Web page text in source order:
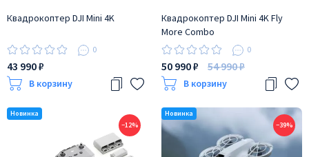
Квадрокоптер DJI Mini 4K
0
43 990 ₽
В корзину
Квадрокоптер DJI Mini 4K Fly
More Combo
0
50 990 ₽ 54 990 ₽
В корзину
−12% −39%